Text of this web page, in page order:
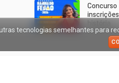
Concurso
história
tecnologias semelhantes para